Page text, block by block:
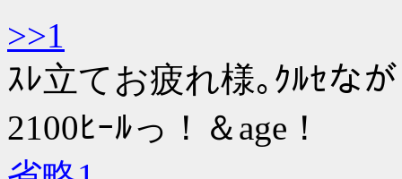
>>1
ｽﾚ立てお疲れ様｡ｸﾙｾな
2100ﾋｰﾙっ！＆age！